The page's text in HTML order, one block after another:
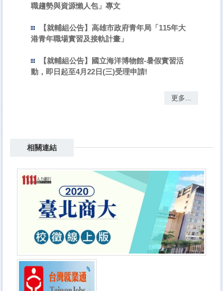
職趨勢與資源懶人包」專文
【就輔組公告】高雄市政府青年局「115年大
港青年職場實習及接軌計畫」
【就輔組公告】國立海洋博物館-暑假實習活
動，即日起至4月22日(三)受理申請!
更多...
相關連結